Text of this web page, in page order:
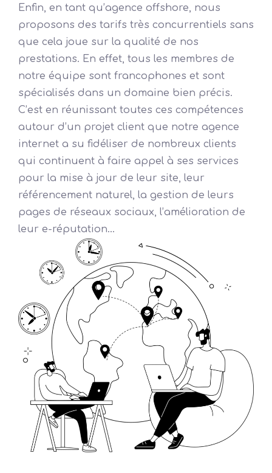
Enfin, en tant qu’agence offshore, nous
proposons des tarifs très concurrentiels sans
que cela joue sur la qualité de nos
prestations. En effet, tous les membres de
notre équipe sont francophones et sont
spécialisés dans un domaine bien précis.
C’est en réunissant toutes ces compétences
autour d’un projet client que notre agence
internet a su fidéliser de nombreux clients
qui continuent à faire appel à ses services
pour la mise à jour de leur site, leur
référencement naturel, la gestion de leurs
pages de réseaux sociaux, l’amélioration de
leur e-réputation…